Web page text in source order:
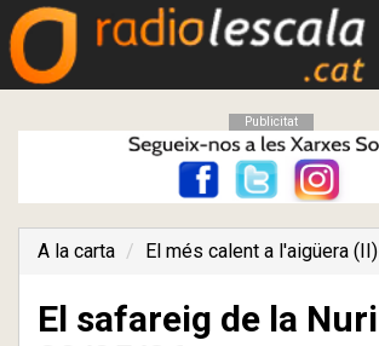
Publicitat
A la carta El més calent a l'aigüera (II)
El safareig de la Nuri